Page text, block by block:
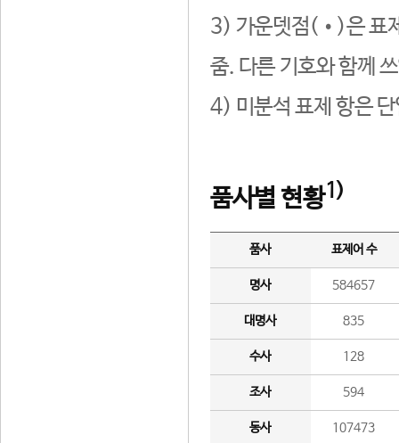
3) 가운뎃점(•)은 표
줌. 다른 기호와 함께
4) 미분석 표제 항은
품사별 현황1)
품사 표제어 수
명사 584657
대명사 835
수사 128
조사 594
동사 107473